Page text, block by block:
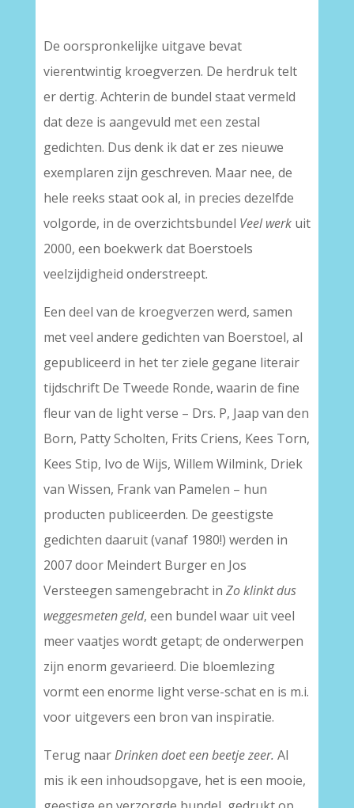
De oorspronkelijke uitgave bevat
vierentwintig kroegverzen. De herdruk telt
er dertig. Achterin de bundel staat vermeld
dat deze is aangevuld met een zestal
gedichten. Dus denk ik dat er zes nieuwe
exemplaren zijn geschreven. Maar nee, de
hele reeks staat ook al, in precies dezelfde
volgorde, in de overzichtsbundel Veel werk uit
2000, een boekwerk dat Boerstoels
veelzijdigheid onderstreept.
Een deel van de kroegverzen werd, samen
met veel andere gedichten van Boerstoel, al
gepubliceerd in het ter ziele gegane literair
tijdschrift De Tweede Ronde, waarin de fine
fleur van de light verse – Drs. P, Jaap van den
Born, Patty Scholten, Frits Criens, Kees Torn,
Kees Stip, Ivo de Wijs, Willem Wilmink, Driek
van Wissen, Frank van Pamelen – hun
producten publiceerden. De geestigste
gedichten daaruit (vanaf 1980!) werden in
2007 door Meindert Burger en Jos
Versteegen samengebracht in Zo klinkt dus
weggesmeten geld, een bundel waar uit veel
meer vaatjes wordt getapt; de onderwerpen
zijn enorm gevarieerd. Die bloemlezing
vormt een enorme light verse-schat en is m.i.
voor uitgevers een bron van inspiratie.
Terug naarDrinken doet een beetje zeer. Al
mis ik een inhoudsopgave, het is een mooie,